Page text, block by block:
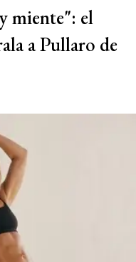
miente": el
a Pullaro de